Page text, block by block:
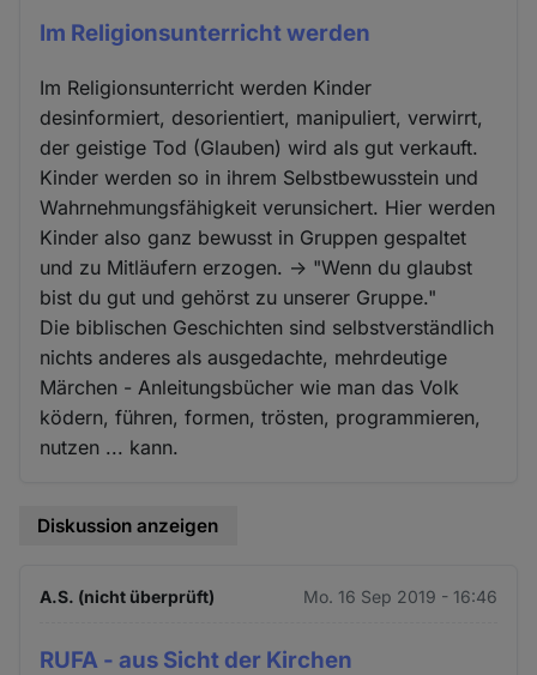
Im Religionsunterricht werden
Im Religionsunterricht werden Kinder
desinformiert, desorientiert, manipuliert, verwirrt,
der geistige Tod (Glauben) wird als gut verkauft.
Kinder werden so in ihrem Selbstbewusstein und
Wahrnehmungsfähigkeit verunsichert. Hier werden
Kinder also ganz bewusst in Gruppen gespaltet
und zu Mitläufern erzogen. -> "Wenn du glaubst
bist du gut und gehörst zu unserer Gruppe."
Die biblischen Geschichten sind selbstverständlich
nichts anderes als ausgedachte, mehrdeutige
Märchen - Anleitungsbücher wie man das Volk
ködern, führen, formen, trösten, programmieren,
nutzen ... kann.
Diskussion anzeigen
A.S. (nicht überprüft) Mo. 16 Sep 2019 - 16:46
RUFA - aus Sicht der Kirchen